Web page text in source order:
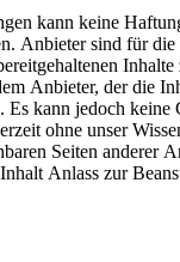
kann keine
sind für
Anbieter, der die
kann jedoch
ohne unser
Seiten anderer
Anlass zur